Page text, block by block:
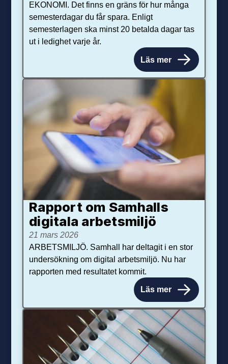
EKONOMI. Det finns en gräns för hur många
semesterdagar du får spara. Enligt
semesterlagen ska minst 20 betalda dagar tas
ut i ledighet varje år.
Läs mer
Rapport om Samhalls
digitala arbetsmiljö
21 mars 2026
ARBETSMILJÖ. Samhall har deltagit i en stor
undersökning om digital arbetsmiljö. Nu har
rapporten med resultatet kommit.
Läs mer